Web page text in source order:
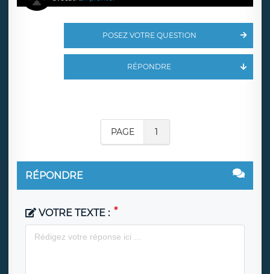
POSEZ VOTRE QUESTION
RÉPONDRE
PAGE 1
RÉPONDRE
VOTRE TEXTE :